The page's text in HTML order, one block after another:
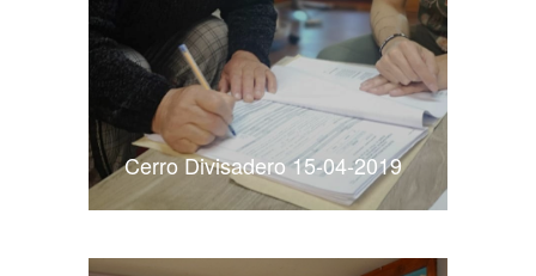
Cerro Divisadero 15-04-2019